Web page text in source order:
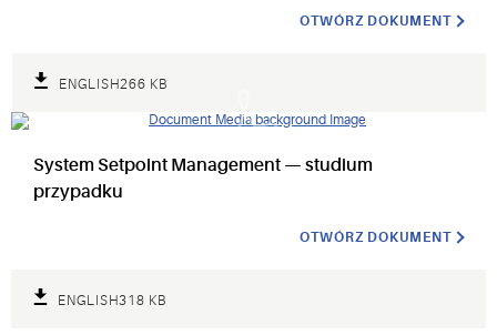
OTWÓRZ DOKUMENT
ENGLISH266 KB
System Setpoint Management — studium
przypadku
OTWÓRZ DOKUMENT
ENGLISH318 KB